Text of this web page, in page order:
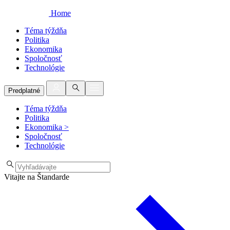
Home
Téma týždňa
Politika
Ekonomika
Spoločnosť
Technológie
Predplatné
Téma týždňa
Politika
Ekonomika >
Spoločnosť
Technológie
Vitajte na Štandarde